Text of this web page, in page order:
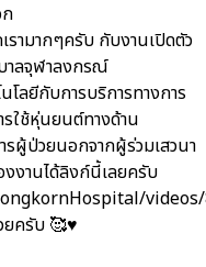
ามากๆครับ กับงานเปิดตัว
าลจุฬาลงกรณ์
โลยีกับการบริการทางการ
ใช้หุ่นยนต์ทางด้าน
ผู้ป่วยนอกจากผู้ร่วมเสวนา
งานได้ลิงก์นี้เลยครับ
ยครับ 🥰♥️